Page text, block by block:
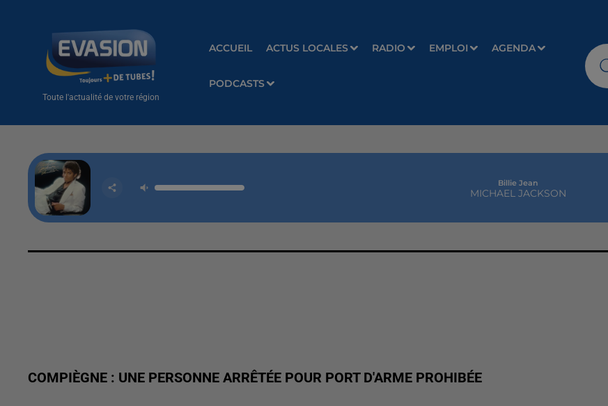
Toute l'actualité de votre région
ACCUEIL ACTUS LOCALES RADIO EMPLOI AGENDA
PODCASTS
Billie Jean
MICHAEL JACKSON
COMPIÈGNE : UNE PERSONNE ARRÊTÉE POUR PORT D'ARME PROHIBÉE